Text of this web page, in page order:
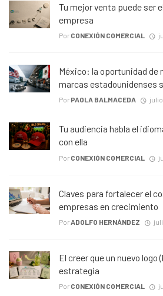
Tu mejor venta puede ser
empresa
Por CONEXIÓN COMERCIAL
México: la oportunidad de
marcas estadounidenses
Por PAOLA BALMACEDA
Tu audiencia habla el
con ella
Por CONEXIÓN COMERCIAL
Claves para fortalecer el
empresas en crecimiento
PorADOLFO HERNÁNDEZ
El creer que un nuevo
estrategia
Por CONEXIÓN COMERCIAL